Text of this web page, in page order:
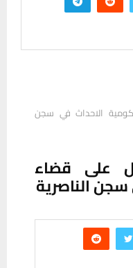
الاحداث في سجن
على قضاء
الناصرية